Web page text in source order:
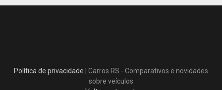
Política de privacidade | Carros RS - Comparativos e novidades
sobre veículos